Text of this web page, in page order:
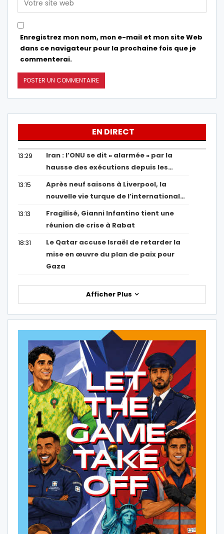
Enregistrez mon nom, mon e-mail et mon site Web
dans ce navigateur pour la prochaine fois que je
commenterai.
EN DIRECT
13:29
Iran : l’ONU se dit « alarmée » par la
hausse des exécutions depuis les…
13:15
Après neuf saisons à Liverpool, la
nouvelle vie turque de l’international…
13:13
Fragilisé, Gianni Infantino tient une
réunion de crise à Rabat
18:31
Le Qatar accuse Israël de retarder la
mise en œuvre du plan de paix pour
Gaza
Afficher Plus